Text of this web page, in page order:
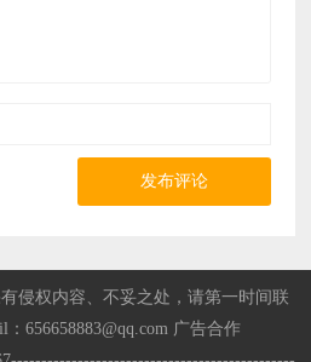
发布评论
侵权内容、不妥之处，请第一时间联
656658883@qq.com 广告合作